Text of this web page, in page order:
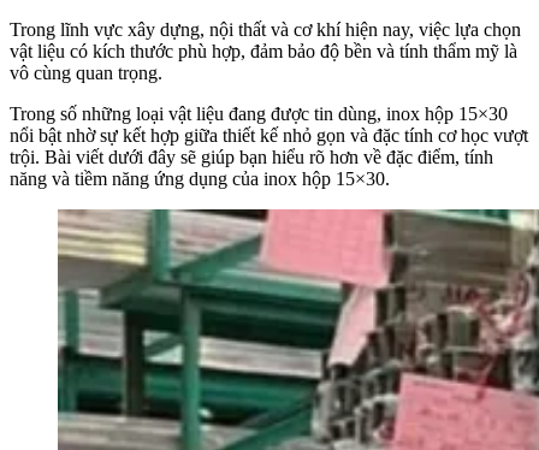
Trong lĩnh vực xây dựng, nội thất và cơ khí hiện nay, việc lựa chọn
vật liệu có kích thước phù hợp, đảm bảo độ bền và tính thẩm mỹ là
vô cùng quan trọng.
Trong số những loại vật liệu đang được tin dùng, inox hộp 15×30
nổi bật nhờ sự kết hợp giữa thiết kế nhỏ gọn và đặc tính cơ học vượt
trội. Bài viết dưới đây sẽ giúp bạn hiểu rõ hơn về đặc điểm, tính
năng và tiềm năng ứng dụng của inox hộp 15×30.